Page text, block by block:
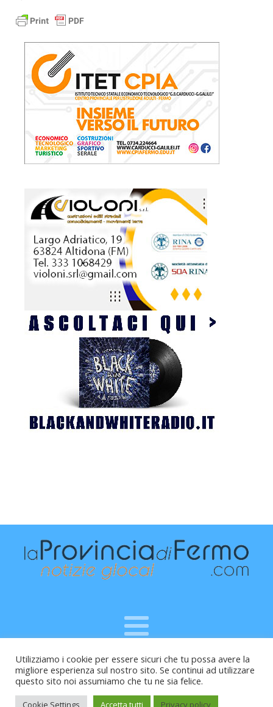
Raffaele Vitali - via Leopardi 10 - 61121 Pesaro (PU) -
Cod.Fisc VTLRFL77B02L500Y - Testata giornalistica, aut.
Trib.Fermo n.04/2010 del 05/08/2010
Utilizziamo i cookie per essere sicuri che tu possa avere la
migliore esperienza sul nostro sito. Se continui ad utilizzare
questo sito noi assumiamo che tu ne sia felice.
Cookie Settings Accetta tutti Privacy policy